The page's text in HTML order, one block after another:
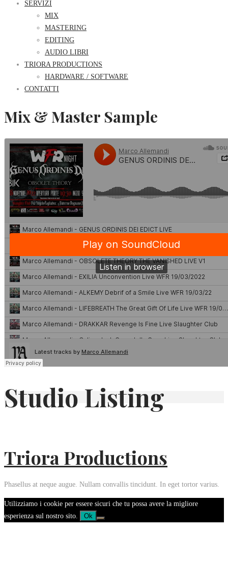
SERVIZI
MIX
MASTERING
EDITING
AUDIO LIBRI
TRIORA PRODUCTIONS
HARDWARE / SOFTWARE
CONTATTI
Mix & Master Sample
Studio Listing
Triora Productions
Phasellus at neque augue. Nullam convallis tincidunt. In eget tortor varius.
Utilizziamo i cookie per essere sicuri che tu possa avere la migliore
esperienza sul nostro sito.
Ok